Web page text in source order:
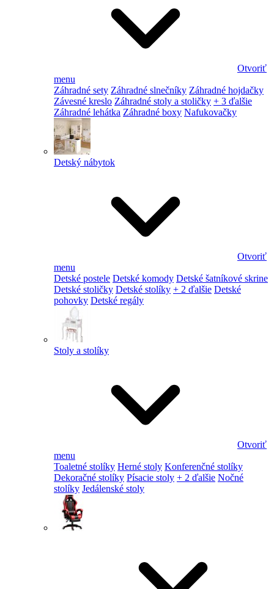
Otvoriť
menu
Záhradné sety Záhradné slnečníky Záhradné hojdačky
Závesné kreslo Záhradné stoly a stoličky + 3 ďalšie
Záhradné lehátka Záhradné boxy Nafukovačky
Detský nábytok
Otvoriť
menu
Detské postele Detské komody Detské šatníkové skrine
Detské stoličky Detské stolíky + 2 ďalšie Detské
pohovky Detské regály
Stoly a stolíky
Otvoriť
menu
Toaletné stolíky Herné stoly Konferenčné stolíky
Dekoračné stolíky Písacie stoly + 2 ďalšie Nočné
stolíky Jedálenské stoly